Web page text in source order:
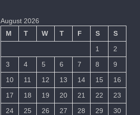
August 2026
M
T W T F S
S
1
2
3
4 5 6 7 8
9
10
11 12 13 14 15
16
17
18 19 20 21 22
23
24
25 26 27 28 29
30